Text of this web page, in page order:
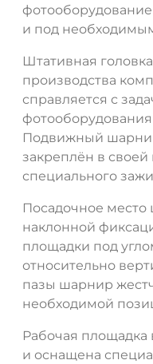
и под
Штативная
производства
справляется с
Подвижный
закреплён в
специального
Посадочное место
наклонной
площадки под
относительно
пазы шарнир
необходимой
Рабочая площадка
и оснащена